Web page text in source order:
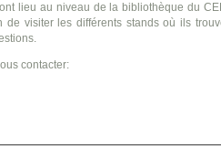
lieu au niveau de la bibliothèque du
de visiter les différents stands où ils
contacter: